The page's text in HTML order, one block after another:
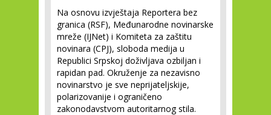
Na osnovu izvještaja Reportera bez
granica (RSF), Međunarodne novinarske
mreže (IJNet) i Komiteta za zaštitu
novinara (CPJ), sloboda medija u
Republici Srpskoj doživljava ozbiljan i
rapidan pad. Okruženje za nezavisno
novinarstvo je sve neprijateljskije,
polarizovanije i ograničeno
zakonodavstvom autoritarnog stila.